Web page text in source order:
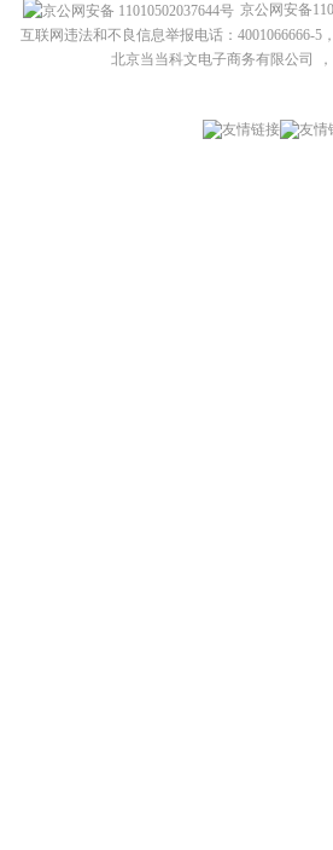
京公网安备
互联网违法和不良信息举报电话：4001066666-5
北京当当科文电子商务有限公司